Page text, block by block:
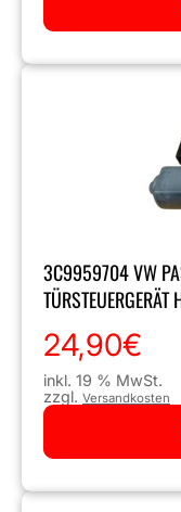
3C9959704 VW
TÜRSTEUERGERÄT
24,90€
inkl. 19 % MwSt.
zzgl. Versandkosten